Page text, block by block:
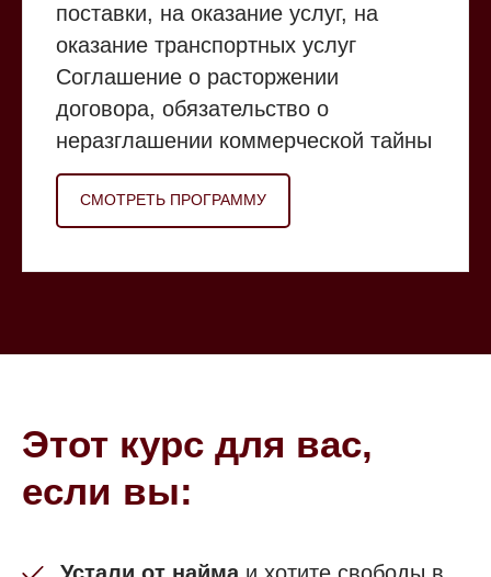
поставки, на оказание услуг, на
оказание транспортных услуг
Соглашение о расторжении
договора, обязательство о
неразглашении коммерческой тайны
СМОТРЕТЬ ПРОГРАММУ
Этот курс для вас,
если вы: